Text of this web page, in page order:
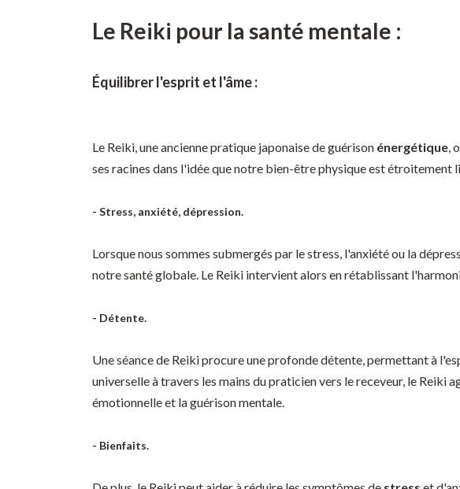
Le Reiki pour la santé mentale :
Équilibrer l'esprit et l'âme :
Le Reiki, une ancienne pratique japonaise de guérison énergétique,
ses racines dans l'idée que notre bien-être physique est étroitement
- Stress, anxiété, dépression.
Lorsque nous sommes submergés par le stress, l'anxiété ou la
notre santé globale. Le Reiki intervient alors en rétablissant
- Détente.
Une séance de Reiki procure une profonde détente, permettant à
universelle à travers les mains du praticien vers le receveur, le
émotionnelle et la guérison mentale.
- Bienfaits.